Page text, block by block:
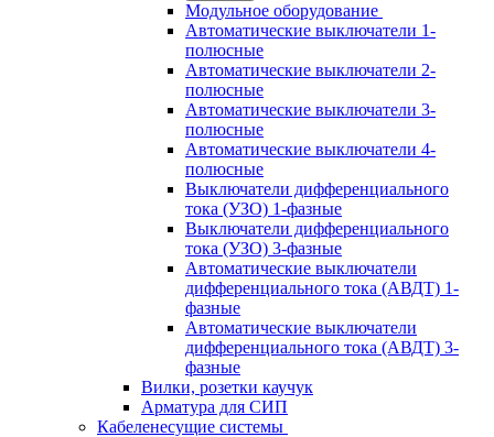
Модульное оборудование
Автоматические выключатели 1-
полюсные
Автоматические выключатели 2-
полюсные
Автоматические выключатели 3-
полюсные
Автоматические выключатели 4-
полюсные
Выключатели дифференциального
тока (УЗО) 1-фазные
Выключатели дифференциального
тока (УЗО) 3-фазные
Автоматические выключатели
дифференциального тока (АВДТ) 1-
фазные
Автоматические выключатели
дифференциального тока (АВДТ) 3-
фазные
Вилки, розетки каучук
Арматура для СИП
Кабеленесущие системы